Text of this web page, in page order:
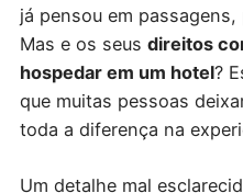
já pensou em
Mas e os seus direitos
hospedar em um hotel?
que muitas pessoas
toda a diferença na
Um detalhe mal